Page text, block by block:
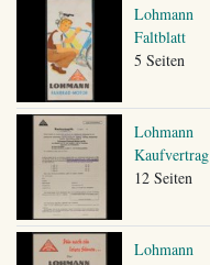
Lohmann
Faltblatt
5 Seiten
Lohmann
Kaufvertrag
12 Seiten
Lohmann